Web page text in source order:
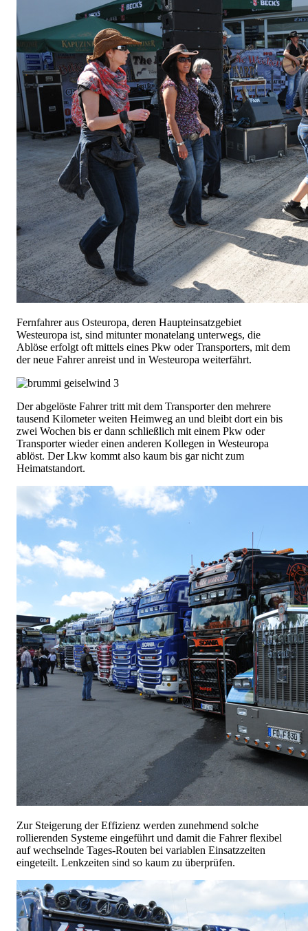
Fernfahrer aus Osteuropa, deren Haupteinsatzgebiet
Westeuropa ist, sind mitunter monatelang unterwegs, die
Ablöse erfolgt oft mittels eines Pkw oder Transporters, mit dem
der neue Fahrer anreist und in Westeuropa weiterfährt.
Der abgelöste Fahrer tritt mit dem Transporter den mehrere
tausend Kilometer weiten Heimweg an und bleibt dort ein bis
zwei Wochen bis er dann schließlich mit einem Pkw oder
Transporter wieder einen anderen Kollegen in Westeuropa
ablöst. Der Lkw kommt also kaum bis gar nicht zum
Heimatstandort.
Zur Steigerung der Effizienz werden zunehmend solche
rollierenden Systeme eingeführt und damit die Fahrer flexibel
auf wechselnde Tages-Routen bei variablen Einsatzzeiten
eingeteilt. Lenkzeiten sind so kaum zu überprüfen.